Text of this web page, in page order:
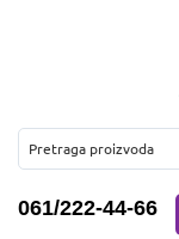
061/222-44-66